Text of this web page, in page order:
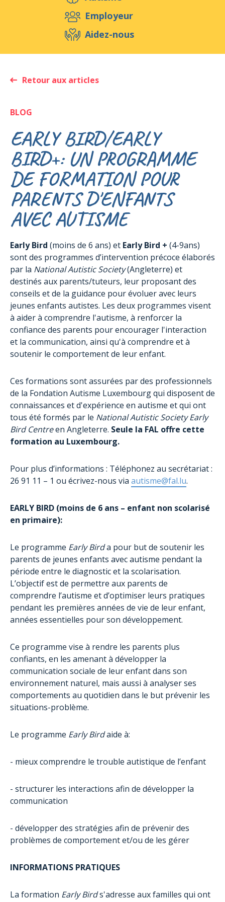
Aidez-nous
Evénements Publications Médias
Ressources & Outils
Employeur
Aidez-nous
Retour aux articles
BLOG
EARLY BIRD/EARLY
BIRD+: UN PROGRAMME
DE FORMATION POUR
PARENTS D'ENFANTS
AVEC AUTISME
Early Bird (moins de 6 ans) et Early Bird + (4-9ans)
sont des programmes d’intervention précoce élaborés
par la National Autistic Society(Angleterre) et
destinés aux parents/tuteurs, leur proposant des
conseils et de la guidance pour évoluer avec leurs
jeunes enfants autistes. Les deux programmes visent
à aider à comprendre l'autisme, à renforcer la
confiance des parents pour encourager l'interaction
et la communication, ainsi qu'à comprendre et à
soutenir le comportement de leur enfant.
Ces formations sont assurées par des professionnels
de la Fondation Autisme Luxembourg qui disposent de
connaissances et d'expérience en autisme et qui ont
tous été formés par le National Autistic Society Early
Bird Centreen Angleterre. Seule la FAL offre cette
formation au Luxembourg.
Pour plus d’informations : Téléphonez au secrétariat :
26 91 11 – 1 ou écrivez-nous via autisme@fal.lu.
EARLY BIRD (moins de 6 ans – enfant non scolarisé
en primaire):
Le programme Early Birda pour but de soutenir les
parents de jeunes enfants avec autisme pendant la
période entre le diagnostic et la scolarisation.
L’objectif est de permettre aux parents de
comprendre l’autisme et d’optimiser leurs pratiques
pendant les premières années de vie de leur enfant,
années essentielles pour son développement.
Ce programme vise à rendre les parents plus
confiants, en les amenant à développer la
communication sociale de leur enfant dans son
environnement naturel, mais aussi à analyser ses
comportements au quotidien dans le but prévenir les
situations-problème.
Le programme Early Birdaide à:
- mieux comprendre le trouble autistique de l’enfant
- structurer les interactions afin de développer la
communication
- développer des stratégies afin de prévenir des
problèmes de comportement et/ou de les gérer
INFORMATIONS PRATIQUES
La formation Early Birds'adresse aux familles qui ont